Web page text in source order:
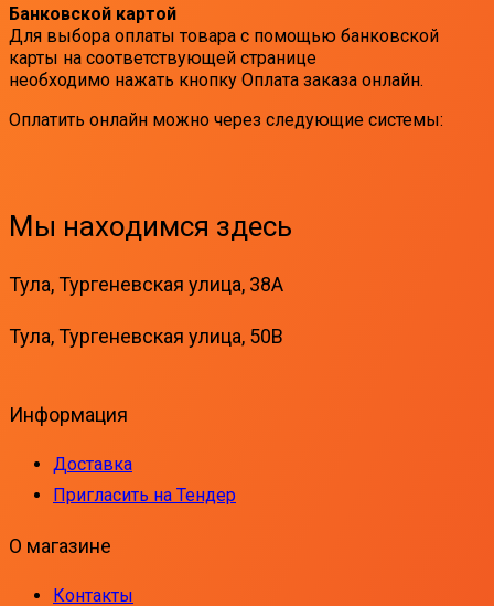
Банковской картой
Для выбора оплаты товара с помощью банковской
карты на соответствующей странице
необходимо нажать кнопку Оплата заказа онлайн.
Оплатить онлайн можно через следующие системы:
Мы находимся здесь
Тула, Тургеневская улица, 38А
Тула, Тургеневская улица, 50В
Информация
Доставка
Пригласить на Тендер
О магазине
Контакты